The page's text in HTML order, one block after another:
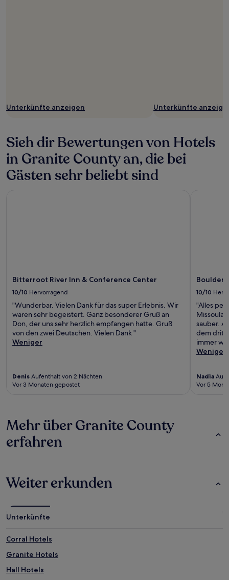
Unterkünfte anzeigen Unterkünfte
Sieh dir Bewertungen von Hotels
in Granite County an, die bei
Gästen sehr beliebt sind
Bitterroot River Inn & Conference Center
10/10 Hervorragend
"Wunderbar. Vielen Dank für das super Erlebnis. Wir
waren sehr begeistert. Ganz besonderer Gruß an
Don, der uns sehr herzlich empfangen hatte. Gruß
von den zwei Deutschen. Vielen Dank "
Weniger
Denis Aufenthalt von 2 Nächten
Vor 3 Monaten gepostet
Boulder
10/10
"Alles
Missoula
sauber.
dem
immer
Weniger
Nadia
Vor 5
Mehr über Granite County
erfahren
Weiter erkunden
Unterkünfte
Corral Hotels
Granite Hotels
Hall Hotels